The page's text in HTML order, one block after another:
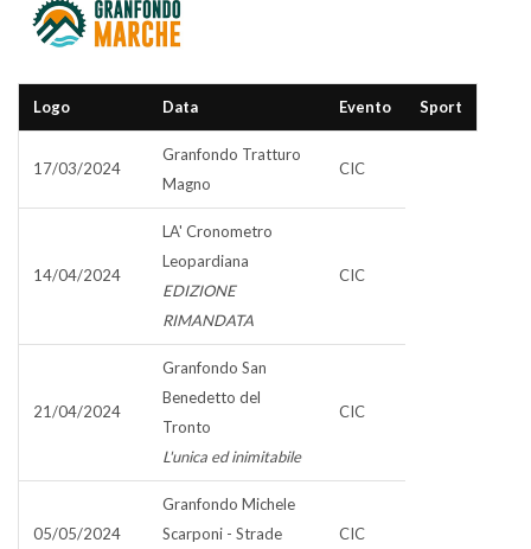
Logo Data Evento Sport
17/03/2024
Granfondo Tratturo
Magno
CIC
14/04/2024
LA' Cronometro
Leopardiana
EDIZIONE
RIMANDATA
CIC
21/04/2024
Granfondo San
Benedetto del
Tronto
L'unica ed inimitabile
CIC
05/05/2024
Granfondo Michele
Scarponi - Strade
CIC